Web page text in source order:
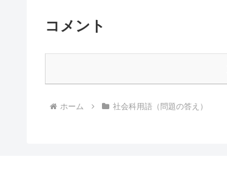
コメント
ホーム 社会科用語（問題の答え）